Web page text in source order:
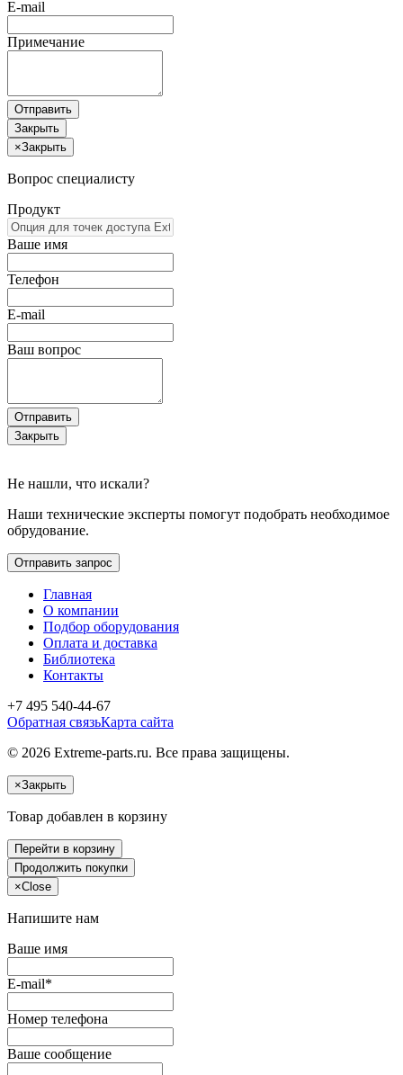
E-mail
Примечание
Отправить
Закрыть
×Закрыть
Вопрос специалисту
Продукт
Ваше имя
Телефон
E-mail
Ваш вопрос
Отправить
Закрыть
Не нашли, что искали?
Наши технические эксперты помогут подобрать необходимое
обрудование.
Отправить запрос
Главная
О компании
Подбор оборудования
Оплата и доставка
Библиотека
Контакты
+7 495 540-44-67
Обратная связьКарта сайта
© 2026 Extreme-parts.ru. Все права защищены.
×Закрыть
Товар добавлен в корзину
Перейти в корзину
Продолжить покупки
×Close
Напишите нам
Ваше имя
E-mail*
Номер телефона
Ваше сообщение